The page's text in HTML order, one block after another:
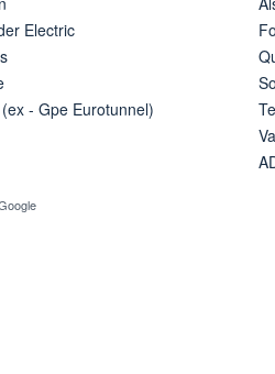
Electric
- Gpe Eurotunnel)